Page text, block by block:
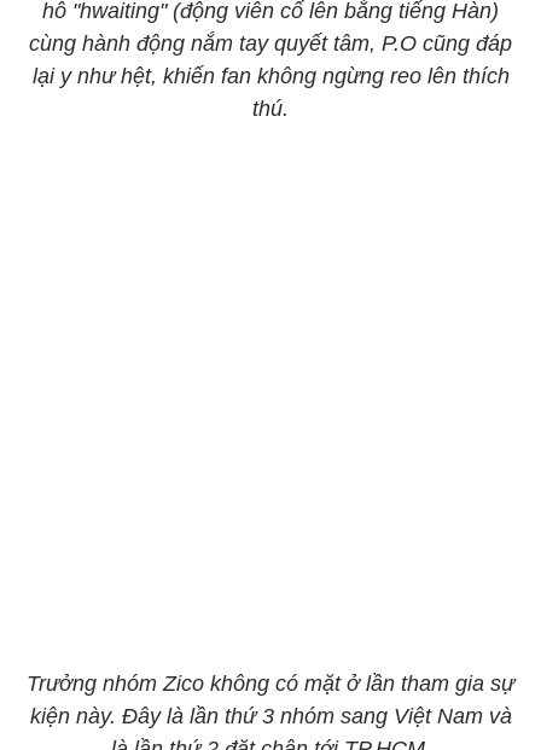
hô "hwaiting" (động viên cố lên bằng tiếng Hàn)
cùng hành động nắm tay quyết tâm, P.O cũng đáp
lại y như hệt, khiến fan không ngừng reo lên thích
thú.
Trưởng nhóm Zico không có mặt ở lần tham gia sự
kiện này. Đây là lần thứ 3 nhóm sang Việt Nam và